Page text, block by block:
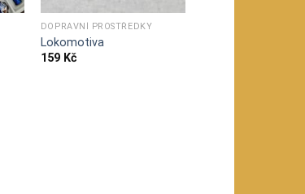
DOPRAVNÍ PROSTŘEDKY
Lokomotiva
159 Kč